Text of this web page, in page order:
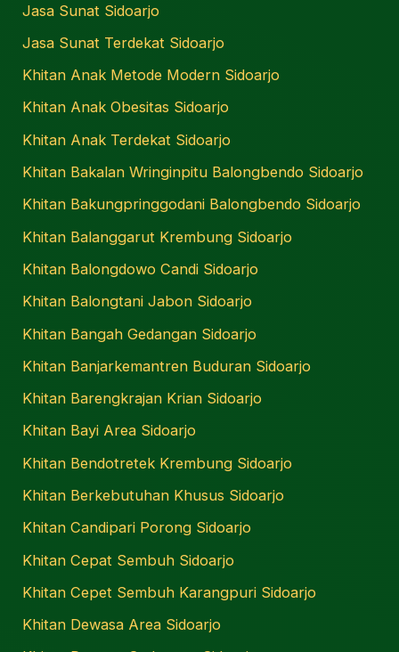
Jasa Sunat Sidoarjo
Jasa Sunat Terdekat Sidoarjo
Khitan Anak Metode Modern Sidoarjo
Khitan Anak Obesitas Sidoarjo
Khitan Anak Terdekat Sidoarjo
Khitan Bakalan Wringinpitu Balongbendo Sidoarjo
Khitan Bakungpringgodani Balongbendo Sidoarjo
Khitan Balanggarut Krembung Sidoarjo
Khitan Balongdowo Candi Sidoarjo
Khitan Balongtani Jabon Sidoarjo
Khitan Bangah Gedangan Sidoarjo
Khitan Banjarkemantren Buduran Sidoarjo
Khitan Barengkrajan Krian Sidoarjo
Khitan Bayi Area Sidoarjo
Khitan Bendotretek Krembung Sidoarjo
Khitan Berkebutuhan Khusus Sidoarjo
Khitan Candipari Porong Sidoarjo
Khitan Cepat Sembuh Sidoarjo
Khitan Cepet Sembuh Karangpuri Sidoarjo
Khitan Dewasa Area Sidoarjo